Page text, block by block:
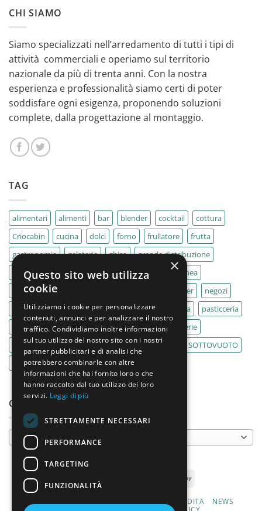
CHI SIAMO
Siamo specializzati nell’arredamento di tutti i tipi di
attività commerciali e operiamo sul territorio
nazionale da più di trenta anni. Con la nostra
esperienza e professionalità siamo certi di poter
soddisfare ogni esigenza, proponendo soluzioni
complete, dalla progettazione al montaggio.
TAG
alimentari alimenti bar blender cocktail
cottura
Criocabin
cucina dolci forno frullatore
frutta
gastronomia
gelaterie ghisa
grande distribuzione
IMPASTATRICE
impastatrici kebab
La Felsinea
MACELLERIA
mixer
negozi
Outlet
pane panifici panificio paninoteca
pasticceria
pasticcerie
pescherie pizza pizzeria
pizzerie
PLANETARIA
pub ristoranti ristorazione
SOTTOVUOTO
supermercati
tavole calde tostiere
CATEGORIE PRODOTTO
Seleziona una categoria
CONDIZIONI DI VENDITA
NEWS
×
Questo sito web utilizza
cookie
Utilizziamo i cookie per personalizzare
contenuti, annunci e per analizzare il nostro
traffico. Condividiamo inoltre informazioni
sul tuo utilizzo del nostro sito con i nostri
partner pubblicitari e di analisi che
potrebbero combinarle con altre
informazioni che hai fornito loro o che
hanno raccolto dal tuo utilizzo dei loro
servizi. Leggi di più
STRETTAMENTE NECESSARI
PERFORMANCE
TARGETING
FUNZIONALITÀ